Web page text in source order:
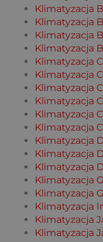
Klimatyzacja
Klimatyzacja
Klimatyzacja
Klimatyzacja
Klimatyzacja
Klimatyzacja
Klimatyzacja
Klimatyzacja
Klimatyzacja
Klimatyzacja
Klimatyzacja
Klimatyzacja
Klimatyzacja
Klimatyzacja
Klimatyzacja
Klimatyzacja
Klimatyzacja
Klimatyzacja